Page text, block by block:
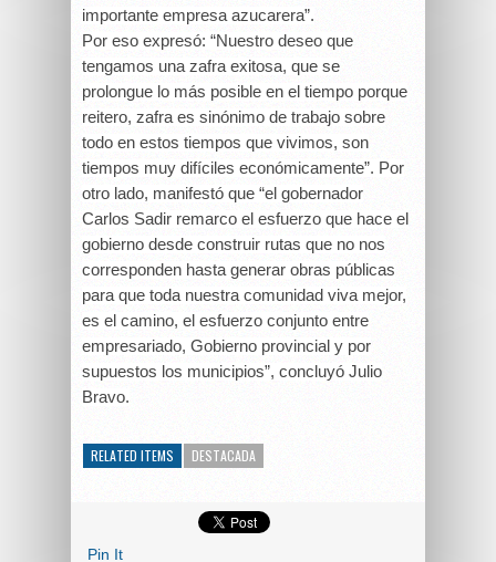
importante empresa azucarera”.
Por eso expresó: “Nuestro deseo que
tengamos una zafra exitosa, que se
prolongue lo más posible en el tiempo porque
reitero, zafra es sinónimo de trabajo sobre
todo en estos tiempos que vivimos, son
tiempos muy difíciles económicamente”. Por
otro lado, manifestó que “el gobernador
Carlos Sadir remarco el esfuerzo que hace el
gobierno desde construir rutas que no nos
corresponden hasta generar obras públicas
para que toda nuestra comunidad viva mejor,
es el camino, el esfuerzo conjunto entre
empresariado, Gobierno provincial y por
supuestos los municipios”, concluyó Julio
Bravo.
RELATED ITEMS DESTACADA
Pin It